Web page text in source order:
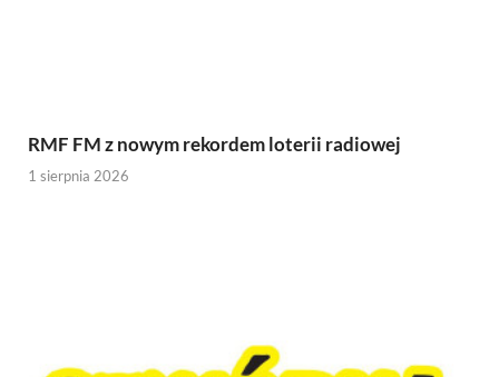
RMF FM z nowym rekordem loterii radiowej
1 sierpnia 2026